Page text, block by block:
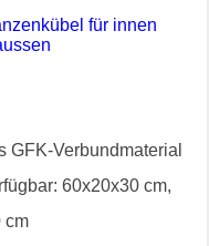
GFK-Verbundmaterial
60x20x30 cm,
cm